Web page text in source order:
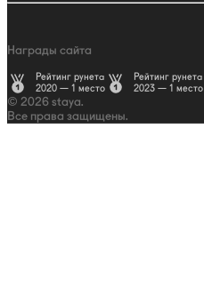
Награды сайта
Рейтинг рунета
2020 — 1 место
Рейтинг рунета
2023 — 1 место
© 2026 staya.
Все права защищены.